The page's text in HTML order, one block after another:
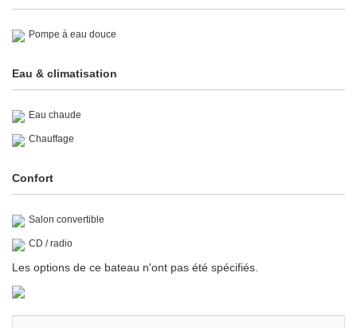
Pompe à eau douce
Eau & climatisation
Eau chaude
Chauffage
Confort
Salon convertible
CD / radio
Les options de ce bateau n'ont pas été spécifiés.